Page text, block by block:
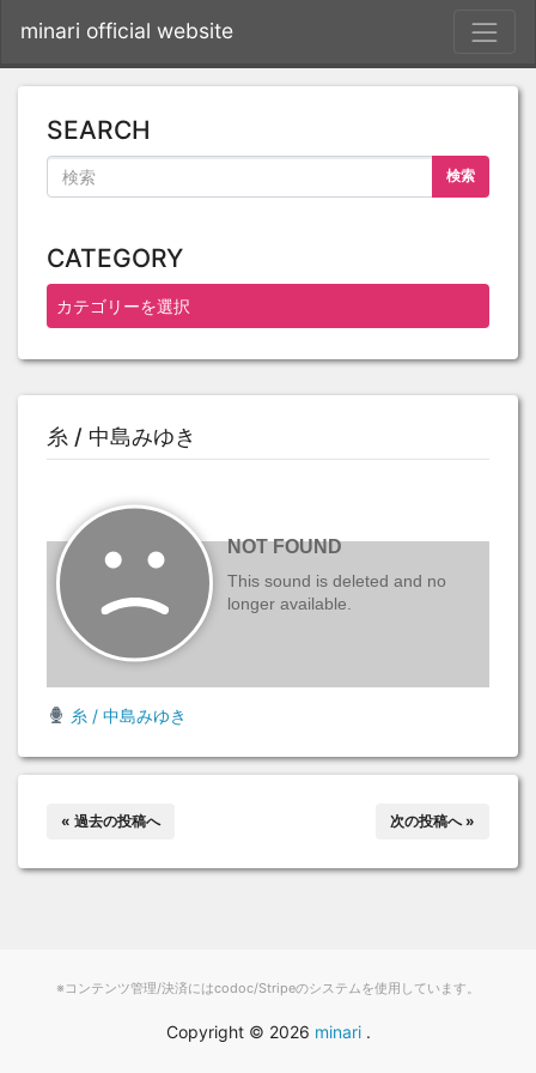
minari official website
糸 / 中島みゆき
糸 / 中島みゆき
« 過去の投稿へ 次の投稿へ »
SEARCH
検索
CATEGORY
※コンテンツ管理/決済にはcodoc/Stripeのシステムを使用しています。
Copyright © 2026 minari.